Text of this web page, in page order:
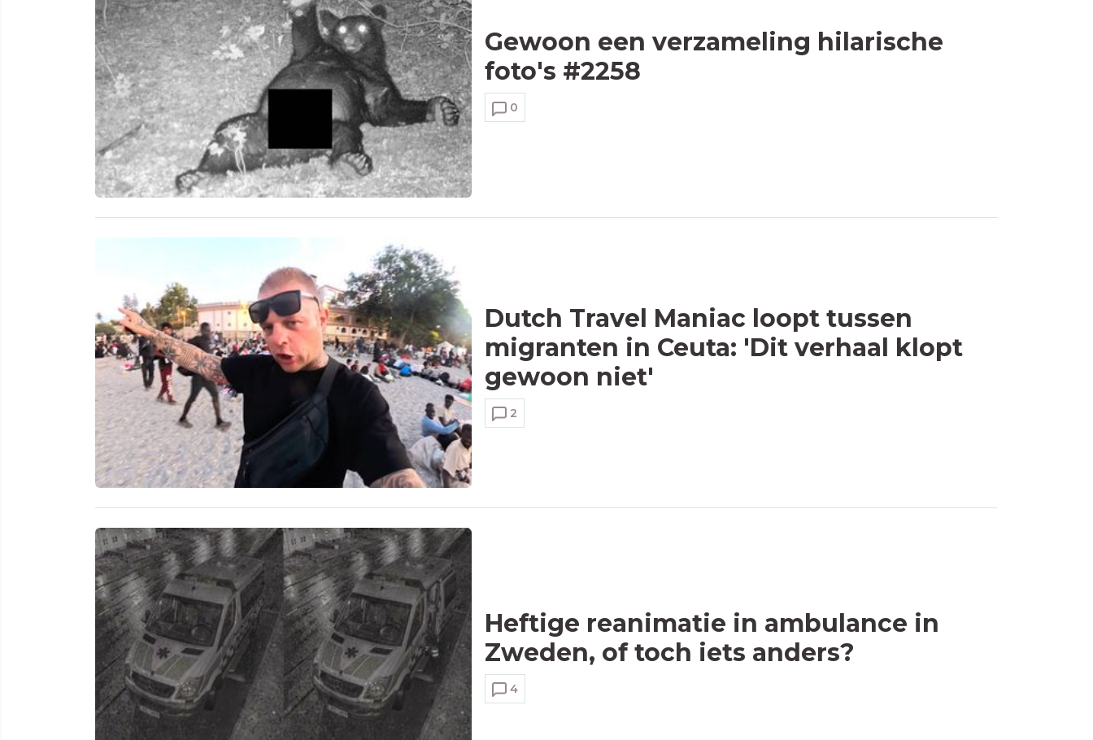
Gewoon een verzameling hilarische
foto's #2258
0
Dutch Travel Maniac loopt tussen
migranten in Ceuta: 'Dit verhaal klopt
gewoon niet'
2
Heftige reanimatie in ambulance in
Zweden, of toch iets anders?
4